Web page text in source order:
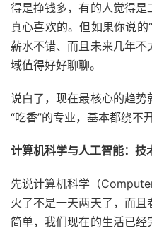
得是挣钱多，有的人觉得
真心喜欢的。但如果你说的
薪水不错、而且未来几年
域值得好好聊聊。
说白了，现在最核心的趋
“吃香”的专业，基本都绕不
计算机科学与人工智能：技
先说计算机科学（
火了不是一天两天了，而
简单，我们现在的生活已